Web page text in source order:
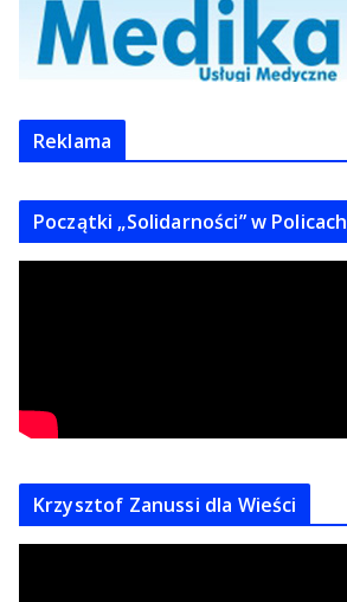
Reklama
Początki „Solidarności” w Policach
Krzysztof Zanussi dla Wieści